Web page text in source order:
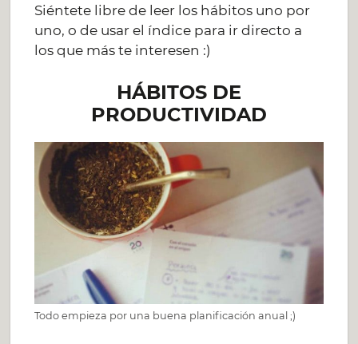
Siéntete libre de leer los hábitos uno por
uno, o de usar el índice para ir directo a
los que más te interesen :)
HÁBITOS DE
PRODUCTIVIDAD
Todo empieza por una buena planificación anual ;)